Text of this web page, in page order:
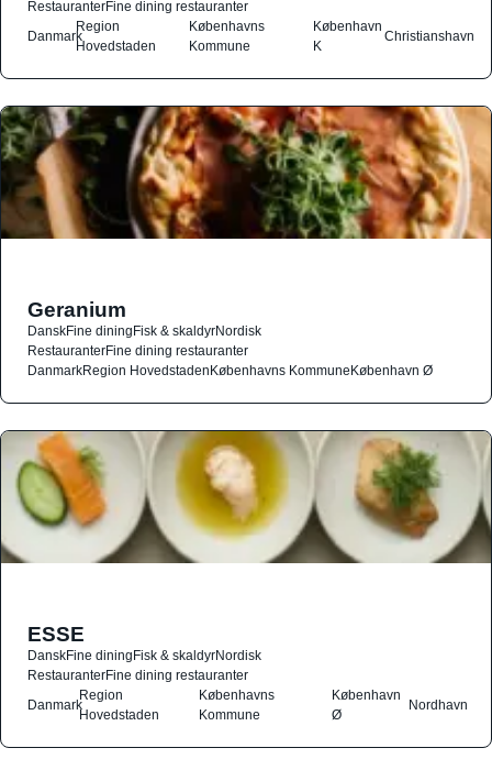
RestauranterFine dining restauranter
Danmark
Region
Hovedstaden
Københavns
Kommune
København
K
Christianshavn
Geranium
DanskFine diningFisk & skaldyrNordisk
RestauranterFine dining restauranter
DanmarkRegion HovedstadenKøbenhavns KommuneKøbenhavn Ø
ESSE
DanskFine diningFisk & skaldyrNordisk
RestauranterFine dining restauranter
Danmark
Region
Hovedstaden
Københavns
Kommune
København
Ø
Nordhavn